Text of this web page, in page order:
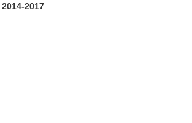
2017